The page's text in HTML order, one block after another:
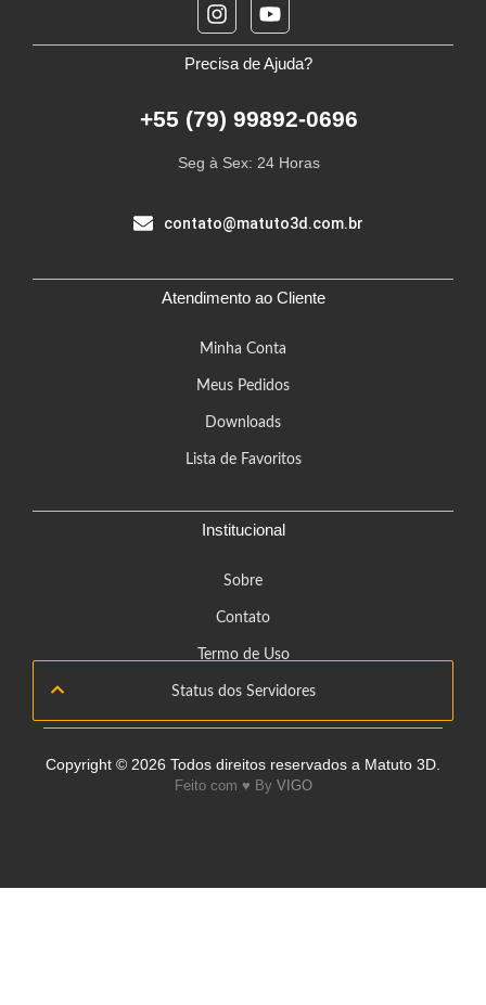
Precisa de Ajuda?
+55 (79) 99892-0696
Seg à Sex: 24 Horas​
contato@matuto3d.com.br
Atendimento ao Cliente
Minha Conta
Meus Pedidos
Downloads
Lista de Favoritos
Institucional
Sobre
Contato
Termo de Uso
Status dos Servidores
Copyright © 2026 Todos direitos reservados a Matuto 3D.
Feito com ♥️ By VIGO